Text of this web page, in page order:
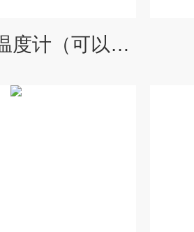
实验室精密温度计（可以定制特殊规格）